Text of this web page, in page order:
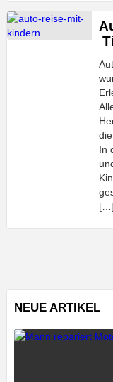
In
[…]
NEUE ARTIKEL